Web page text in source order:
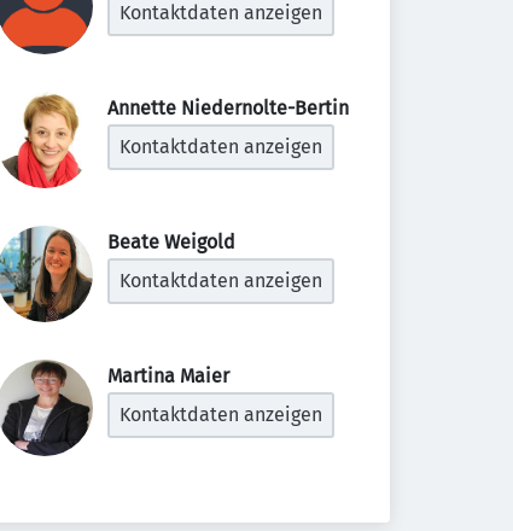
Kontaktdaten anzeigen
Annette Niedernolte-Bertin
Kontaktdaten anzeigen
Beate Weigold
Kontaktdaten anzeigen
Martina Maier
Kontaktdaten anzeigen